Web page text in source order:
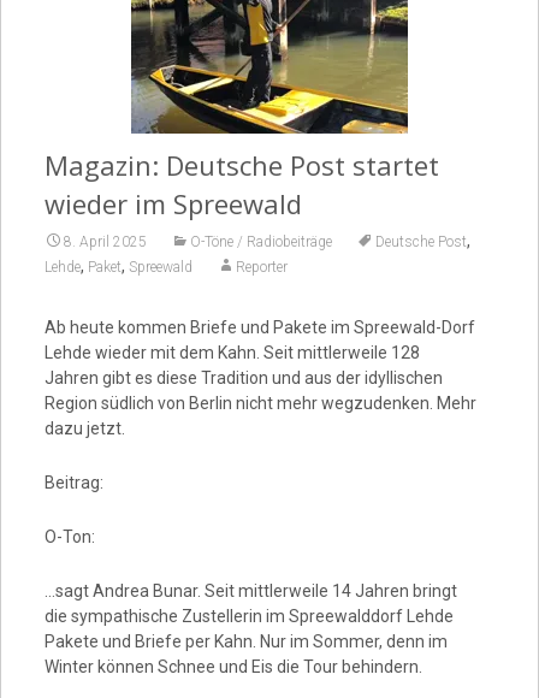
Magazin: Deutsche Post startet
wieder im Spreewald
8. April 2025 O-Töne / Radiobeiträge Deutsche Post,
Lehde, Paket, Spreewald Reporter
Ab heute kommen Briefe und Pakete im Spreewald-Dorf
Lehde wieder mit dem Kahn. Seit mittlerweile 128
Jahren gibt es diese Tradition und aus der idyllischen
Region südlich von Berlin nicht mehr wegzudenken. Mehr
dazu jetzt.
Beitrag:
O-Ton:
…sagt Andrea Bunar. Seit mittlerweile 14 Jahren bringt
die sympathische Zustellerin im Spreewalddorf Lehde
Pakete und Briefe per Kahn. Nur im Sommer, denn im
Winter können Schnee und Eis die Tour behindern.